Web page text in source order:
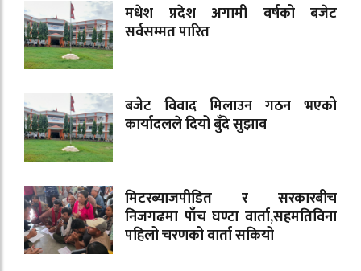
मधेश प्रदेश अगामी वर्षको बजेट
सर्वसम्मत पारित
बजेट विवाद मिलाउन गठन भएको
कार्यादलले दियो बुँदे सुझाव
मिटरब्याजपीडित र सरकारबीच
निजगढमा पाँच घण्टा वार्ता,सहमतिविना
पहिलो चरणको वार्ता सकियो